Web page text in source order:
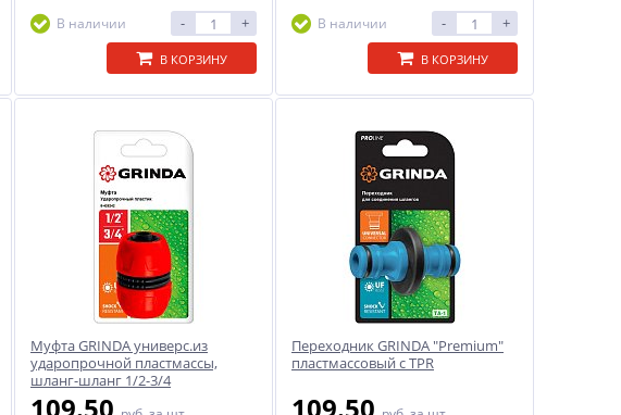
В наличии - +
В КОРЗИНУ
В наличии - +
В КОРЗИНУ
Муфта GRINDA универс.из
ударопрочной пластмассы,
шланг-шланг 1/2-3/4
Переходник GRINDA "Premium"
пластмассовый с TPR